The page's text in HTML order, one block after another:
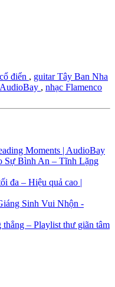
điển , guitar Tây Ban Nha
AudioBay , nhạc Flamenco
Moments | AudioBay
Sự Bình An – Tĩnh Lặng
đa – Hiệu quả cao |
Sinh Vui Nhộn -
– Playlist thư giãn tâm